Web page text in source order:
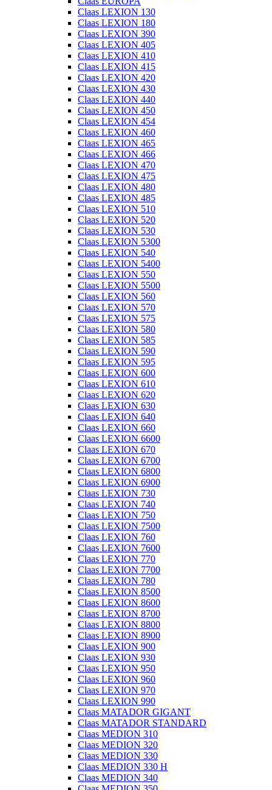
Claas LEXION 130
Claas LEXION 180
Claas LEXION 390
Claas LEXION 405
Claas LEXION 410
Claas LEXION 415
Claas LEXION 420
Claas LEXION 430
Claas LEXION 440
Claas LEXION 450
Claas LEXION 454
Claas LEXION 460
Claas LEXION 465
Claas LEXION 466
Claas LEXION 470
Claas LEXION 475
Claas LEXION 480
Claas LEXION 485
Claas LEXION 510
Claas LEXION 520
Claas LEXION 530
Claas LEXION 5300
Claas LEXION 540
Claas LEXION 5400
Claas LEXION 550
Claas LEXION 5500
Claas LEXION 560
Claas LEXION 570
Claas LEXION 575
Claas LEXION 580
Claas LEXION 585
Claas LEXION 590
Claas LEXION 595
Claas LEXION 600
Claas LEXION 610
Claas LEXION 620
Claas LEXION 630
Claas LEXION 640
Claas LEXION 660
Claas LEXION 6600
Claas LEXION 670
Claas LEXION 6700
Claas LEXION 6800
Claas LEXION 6900
Claas LEXION 730
Claas LEXION 740
Claas LEXION 750
Claas LEXION 7500
Claas LEXION 760
Claas LEXION 7600
Claas LEXION 770
Claas LEXION 7700
Claas LEXION 780
Claas LEXION 8500
Claas LEXION 8600
Claas LEXION 8700
Claas LEXION 8800
Claas LEXION 8900
Claas LEXION 900
Claas LEXION 930
Claas LEXION 950
Claas LEXION 960
Claas LEXION 970
Claas LEXION 990
Claas MATADOR GIGANT
Claas MATADOR STANDARD
Claas MEDION 310
Claas MEDION 320
Claas MEDION 330
Claas MEDION 330 H
Claas MEDION 340